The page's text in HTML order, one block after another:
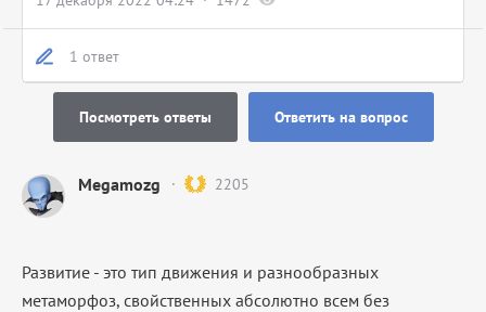
1 ответ
Посмотреть ответы Ответить на вопрос
Megamozg 2205
Развитие - это тип движения и разнообразных
метаморфоз, свойственных абсолютно всем без